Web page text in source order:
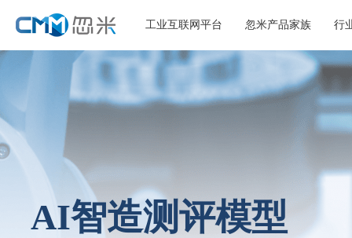
工业互联网平台 忽米产品家族 行
AI智造测评模型